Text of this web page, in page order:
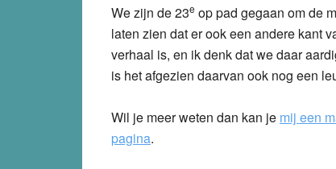
We zijn de 23e op pad gegaan om de
laten zien dat er ook een andere kant
verhaal is, en ik denk dat we daar
is het afgezien daarvan ook nog een
Wil je meer weten dan kan je mij een
pagina.